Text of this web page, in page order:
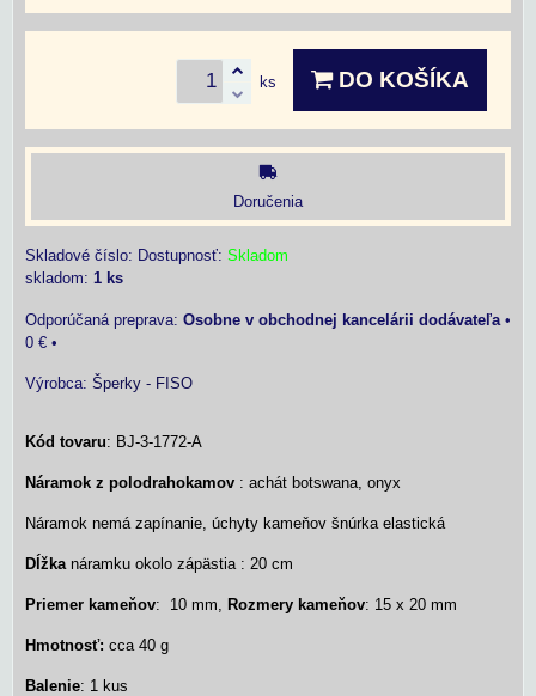
ks DO KOŠÍKA
Doručenia
Skladové číslo: Dostupnosť: Skladom
skladom: 1 ks
Osobne v obchodnej kancelárii dodávateľa•
0 € •
Výrobca: Šperky - FISO
Kód tovaru: BJ-3-1772-A
Náramok z polodrahokamov : achát botswana, onyx
Náramok nemá zapínanie, úchyty kameňov šnúrka elastická
Dĺžkanáramku okolo zápästia : 20 cm
Priemer kameňov: 10 mm, Rozmery kameňov: 15 x 20 mm
Hmotnosť: cca 40 g
Balenie: 1 kus